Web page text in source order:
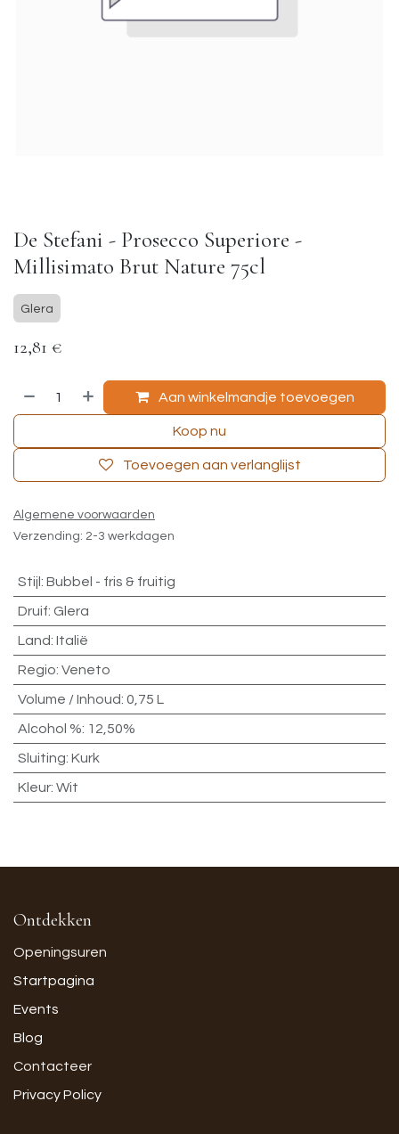
De Stefani - Prosecco Superiore -
Millisimato Brut Nature 75cl
Glera
12,81 €
Aan winkelmandje toevoegen
Koop nu
Toevoegen aan verlanglijst
Algemene voorwaarden
Verzending: 2-3 werkdagen
Stijl : Bubbel - fris & fruitig
Druif: Glera
Land: Italië
Regio: Veneto
Volume / Inhoud: 0,75 L
Alcohol %: 12,50%
Sluiting: Kurk
Kleur: Wit
Ontdekken
Openingsuren
Startpagina
Events
Blog
Contacteer
Privacy Policy